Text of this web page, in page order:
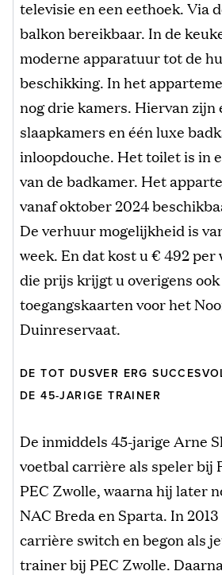
televisie en een eethoek. Via
balkon bereikbaar. In de
moderne apparatuur tot de
beschikking. In het
nog drie kamers. Hiervan zijn
slaapkamers en één luxe
inloopdouche. Het toilet is in
van de badkamer. Het
vanaf oktober 2024
De verhuur mogelijkheid is
week. En dat kost u € 492 per
die prijs krijgt u overigens ook
toegangskaarten voor het
Duinreservaat.
DE TOT DUSVER ERG
DE 45-JARIGE TRAINER
De inmiddels 45-jarige Arne
voetbal carrière als speler bij
PEC Zwolle, waarna hij later
NAC Breda en Sparta. In
carrière switch en begon als
trainer bij PEC Zwolle.